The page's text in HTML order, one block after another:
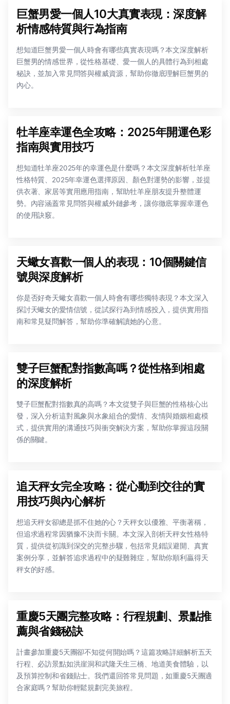
巨蟹男愛一個人10大真實表現：深度解
析情感特質與行為指南
想知道巨蟹男愛一個人時會有哪些真實表現嗎？本文深度解析
巨蟹男的情感世界，從性格基礎、愛一個人的具體行為到相處
秘訣，並加入常見問答與權威資源，幫助你徹底理解巨蟹男的
內心。
牡羊座幸運色全攻略：2025年開運色彩
指南與實用技巧
想知道牡羊座2025年的幸運色是什麼嗎？本文深度解析牡羊座
性格特質、2025年幸運色選擇原因、顏色對運勢的影響，並提
供衣著、家居等實用應用指南，幫助牡羊座朋友提升整體運
勢。內容涵蓋常見問答與權威外鏈參考，讓你徹底掌握幸運色
的使用訣竅。
天蠍女喜歡一個人的表現：10個關鍵信
號與深度解析
你是否好奇天蠍女喜歡一個人時會有哪些獨特表現？本文深入
探討天蠍女的愛情信號，從試探行為到情感投入，提供實用指
南和常見疑問解答，幫助你準確解讀她的心意。
雙子巨蟹配對指數高嗎？從性格到相處
的深度解析
雙子巨蟹配對指數真的高嗎？本文從雙子與巨蟹的性格核心出
發，深入分析這對風象與水象組合的愛情、友情與婚姻相處模
式，提供實用的溝通技巧與衝突解決方案，幫助你掌握這段關
係的關鍵。
追天秤女完全攻略：從心動到交往的實
用技巧與內心解析
想追天秤女卻總是抓不住她的心？天秤女以優雅、平衡著稱，
但追求過程常因猶豫不決而卡關。本文深入剖析天秤女性格特
質，提供從初識到深交的完整步驟，包括常見錯誤避開、真實
案例分享，並解答追求過程中的疑難雜症，幫助你順利贏得天
秤女的好感。
重慶5天團完整攻略：行程規劃、景點推
薦與省錢秘訣
計畫參加重慶5天團卻不知從何開始嗎？這篇攻略詳細解析五天
行程、必訪景點如洪崖洞和武隆天生三橋、地道美食體驗，以
及預算控制和省錢貼士。我們還回答常見問題，如重慶5天團適
合家庭嗎？幫助你輕鬆規劃完美旅程。